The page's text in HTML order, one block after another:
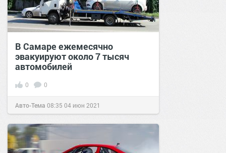
В Самаре ежемесячно
эвакуируют около 7 тысяч
автомобилей
0 0
Авто-Тема 08:35 04 июн 2021